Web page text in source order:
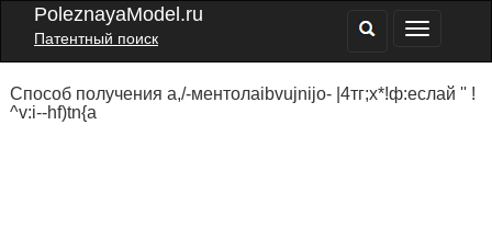
PoleznayaModel.ru
Патентный поиск
Способ получения а,/-ментолаibvujnijo- |4тг;х*!ф:еслай '' !
^v:i--hf)tn{a